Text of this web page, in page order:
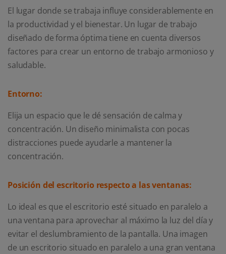
El lugar donde se trabaja influye considerablemente en
la productividad y el bienestar. Un lugar de trabajo
diseñado de forma óptima tiene en cuenta diversos
factores para crear un entorno de trabajo armonioso y
saludable.
Entorno:
Elija un espacio que le dé sensación de calma y
concentración. Un diseño minimalista con pocas
distracciones puede ayudarle a mantener la
concentración.
Posición del escritorio respecto a las ventanas:
Lo ideal es que el escritorio esté situado en paralelo a
una ventana para aprovechar al máximo la luz del día y
evitar el deslumbramiento de la pantalla. Una imagen
de un escritorio situado en paralelo a una gran ventana